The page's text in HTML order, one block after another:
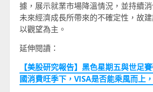
據，展示就業市場降溫情況，並持續
未來經濟成長所帶來的不確定性，故
以觀望為主。
延伸閱讀：
【美股研究報告】黑色星期五與世足
國消費旺季下，VISA是否能乘風而上